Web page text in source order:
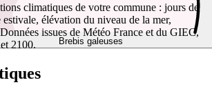
Brebis galeuses
climatiques de votre commune : jours de
élévation du niveau de la mer,
Données issues de Météo France et du GIEC,
2100.